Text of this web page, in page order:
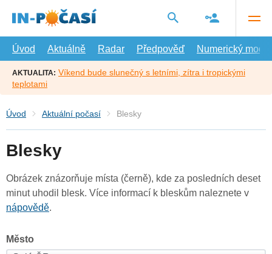
hlavní
Úvod
Aktuálně Radar Předpověď Numerický model
AKTUALITA: Víkend bude slunečný s letními, zítra i tropickými
teplotami
Úvod Aktuální počasí Blesky
Blesky
Obrázek znázorňuje místa (černě), kde za posledních deset
minut uhodil blesk. Více informací k bleskům naleznete v
nápovědě.
Město